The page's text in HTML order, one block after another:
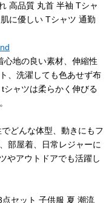
高品質 丸首 半袖 Tシャ
に優しい Tシャツ 通勤
心地の良い素材、伸縮性
、洗濯しても色あせず布
シャツは柔らかく伸びる
どんな体型、動きにもフ
部屋着、日常レジャーに
やアウトドアでも活躍し
セット 子供服 夏 潮流